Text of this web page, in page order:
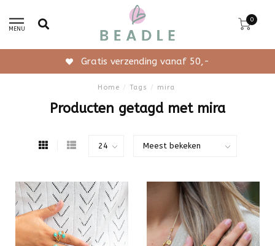
MENU
0
Gratis verzending vanaf 50,-
Home / Tags / mira
Producten getagd met mira